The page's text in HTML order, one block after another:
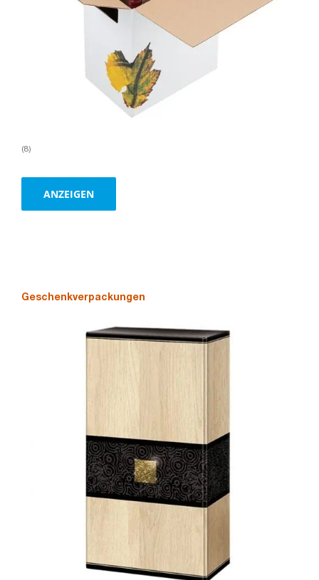
(8)
ANZEIGEN
Geschenkverpackungen